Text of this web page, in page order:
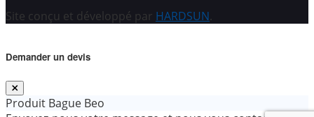
Site conçu et développé par HARDSUN.
Demander un devis
Produit Bague Beo